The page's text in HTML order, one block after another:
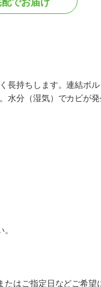
長持ちします。連結ボ
水分（湿気）でカビが
はご指定日などご希望